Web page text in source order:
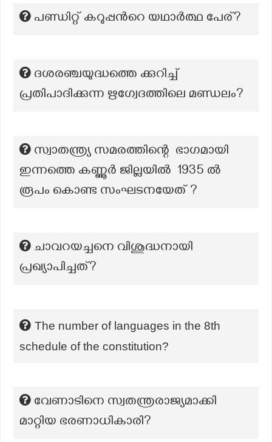
പണ്ഡിറ്റ് കറുപ്പന്‍റെ യഥാര്‍ത്ഥ പേര്?
ദശരഞ്ചയുദ്ധത്തെ ക്കുറിച്ച്
പ്രതിപാദിക്കുന്ന ഋഗ്വേദത്തിലെ മണ്ഡലം?
സ്വാതന്ത്ര്യ സമരത്തിന്റെ ഭാഗമായി
ഇന്നത്തെ കണ്ണൂർ ജില്ലയിൽ 1935 ൽ
രൂപം കൊണ്ട സംഘടനയേത് ?
ചാവറയച്ചനെ വിശുദ്ധനായി
പ്രഖ്യാപിച്ചത്?
The number of languages in the 8th
schedule of the constitution?
വേണാടിനെ സ്വതന്ത്രരാജ്യമാക്കി
മാറ്റിയ ഭരണാധികാരി?